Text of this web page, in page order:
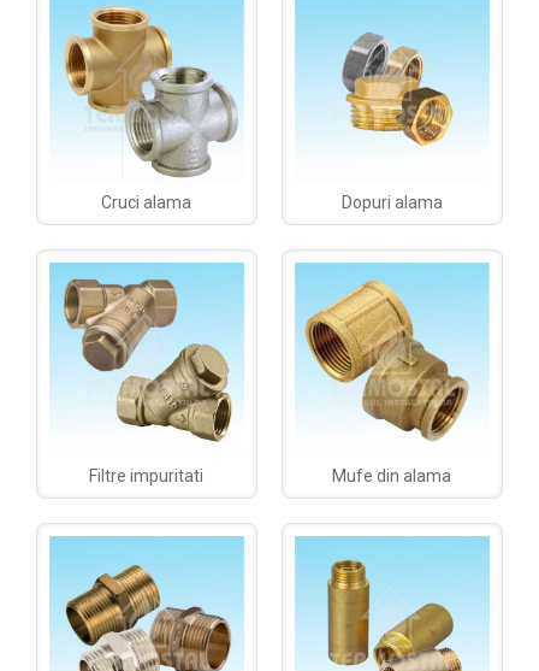
Cruci alama Dopuri alama
Filtre impuritati Mufe din alama